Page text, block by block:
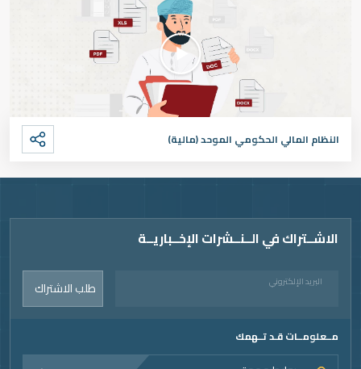
النظام المالي الحكومي الموحد (مالية)
الاشــتراك في الــنــشرات الإخــباريــة
البريد الإلكتروني طلب الاشتراك
مــعلومــات قـد تــهمك